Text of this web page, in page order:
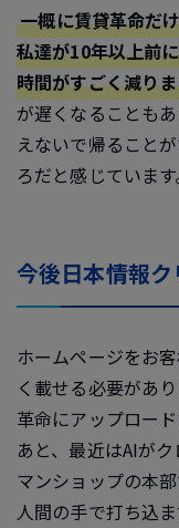
一概に賃貸革命だ
私達が10年以上前
時間がすごく減り
が遅くなることも
えないで帰ること
ろだと感じています
今後日本情報
ホームページをお
く載せる必要があ
革命にアップロー
あと、最近はAIが
マンショップの本
人間の手で打ち込